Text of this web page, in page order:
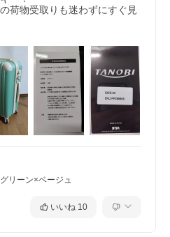
荷物受取りも迷わずにすぐ見
リーン×ベージュ
いいね 10